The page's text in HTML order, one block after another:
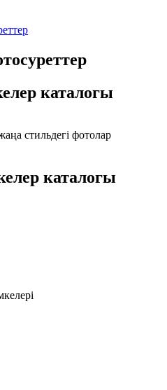
каталогы
стильдегі фотолар
каталогы